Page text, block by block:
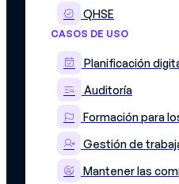
QHSE
CASOS DE USO
Planificación
Auditoría
Formación para
Gestión de
Mantener las
© 2026 Mercateam. Todos los
Información jurídica
Política de cookies
Política de privacidad
Acuerdo de confidencialidad